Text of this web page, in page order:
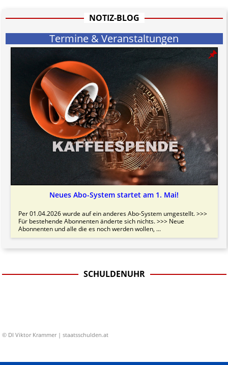
Bitte beachten Sie in dem Zusammenhang auch unsereAGB.
NOTIZ-BLOG
Termine & Veranstaltungen
Neues Abo-System startet am 1. Mai!
Per 01.04.2026 wurde auf ein anderes Abo-System umgestellt. >>>
Für bestehende Abonnenten änderte sich nichts. >>> Neue
Abonnenten und alle die es noch werden wollen, ...
SCHULDENUHR
© DI Viktor Krammer | staatsschulden.at